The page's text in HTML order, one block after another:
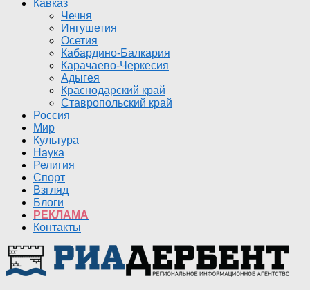
Кавказ
Чечня
Ингушетия
Осетия
Кабардино-Балкария
Карачаево-Черкесия
Адыгея
Краснодарский край
Ставропольский край
Россия
Мир
Культура
Наука
Религия
Спорт
Взгляд
Блоги
РЕКЛАМА
Контакты